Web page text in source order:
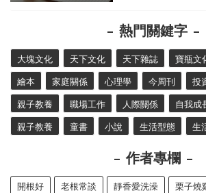
熱門關鍵字
大塊文化 天下文化 天下雜誌 寶瓶文
繪本 家庭關係 心理學 今周刊 投
親子教養 職場工作 人際關係 自我成
親子教養 童書 小說 生活型態 生
作者專欄
開根好 老根常談 靜香愛洗澡 栗子燒